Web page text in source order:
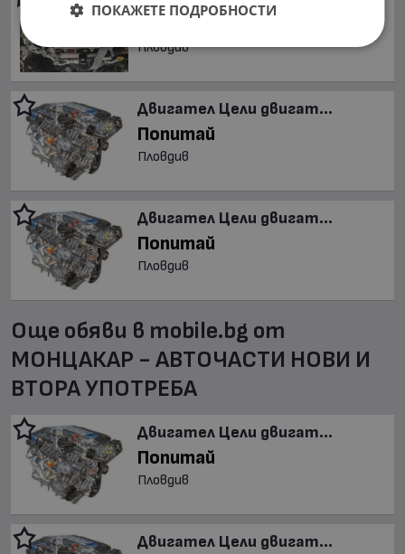
Попитай
Пловдив
Двигател Цели двигат...
Попитай
Пловдив
Двигател Цели двигат...
Попитай
Пловдив
Още обяви в mobile.bg от
МОНЦАКАР - АВТОЧАСТИ НОВИ И
ВТОРА УПОТРЕБА
Двигател Цели двигат...
Попитай
Пловдив
Двигател Цели двигат...
ПОКАЖЕТЕ ПОДРОБНОСТИ